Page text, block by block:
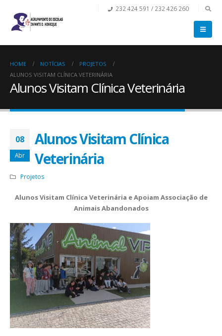
232 424 591 / 232 426 260
HOME NOTÍCIAS
PROJETOS
ALUNOS VISITAM CLÍNICA VETERINÁRIA
Alunos Visitam Clínica Veterinária
08
Abr
Alunos Visitam Clínica
Veterinária
Projetos
Alunos Visitam Clínica Veterinária e Apoiam Associação de
Animais Abandonados